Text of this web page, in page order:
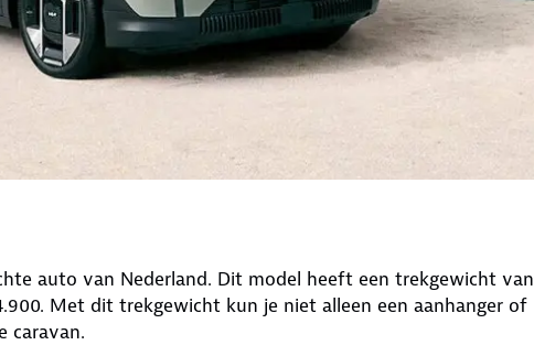
auto van Nederland. Dit model heeft een trekgewicht van
Met dit trekgewicht kun je niet alleen een aanhanger of
caravan.